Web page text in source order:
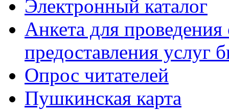
Электронный каталог
Анкета для проведения
предоставления услуг
Опрос читателей
Пушкинская карта